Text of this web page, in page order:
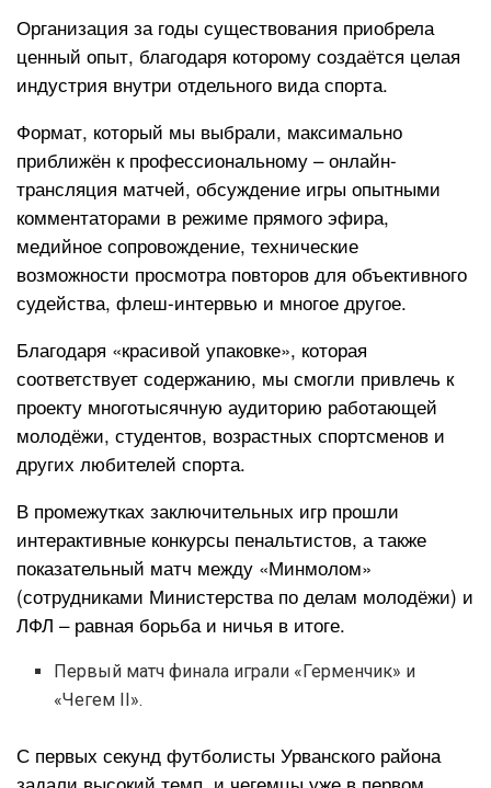
Организация за годы существования приобрела
ценный опыт, благодаря которому создаётся целая
индустрия внутри отдельного вида спорта.
Формат, который мы выбрали, максимально
приближён к профессиональному – онлайн-
трансляция матчей, обсуждение игры опытными
комментаторами в режиме прямого эфира,
медийное сопровождение, технические
возможности просмотра повторов для объективного
судейства, флеш-интервью и многое другое.
Благодаря «красивой упаковке», которая
соответствует содержанию, мы смогли привлечь к
проекту многотысячную аудиторию работающей
молодёжи, студентов, возрастных спортсменов и
других любителей спорта.
В промежутках заключительных игр прошли
интерактивные конкурсы пенальтистов, а также
показательный матч между «Минмолом»
(сотрудниками Министерства по делам молодёжи) и
ЛФЛ – равная борьба и ничья в итоге.
Первый матч финала играли «Герменчик» и
«Чегем II».
С первых секунд футболисты Урванского района
задали высокий темп, и чегемцы уже в первом